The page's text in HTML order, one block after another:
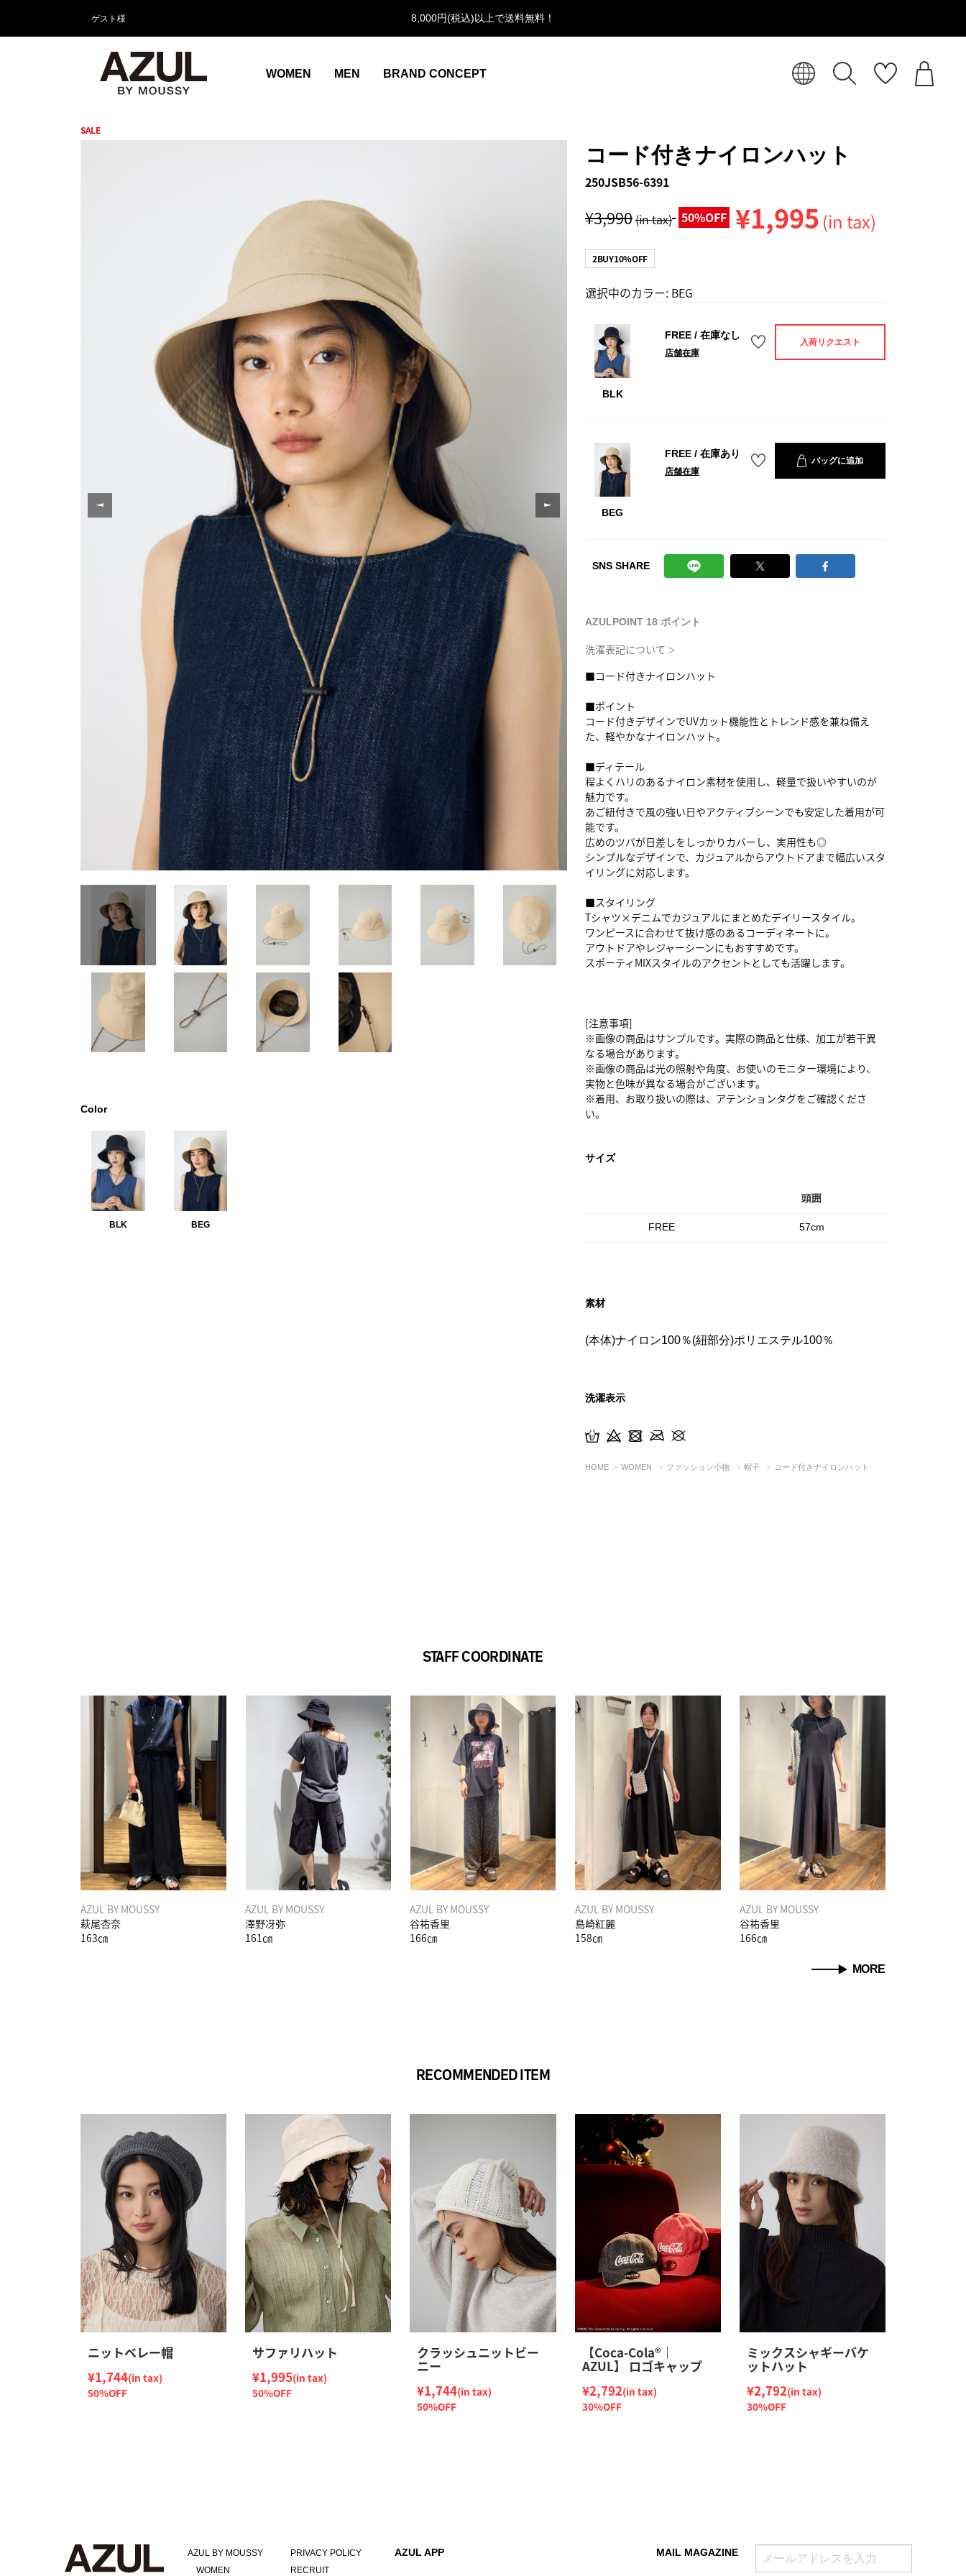
ゲスト様 8,000円(税込)以上で送料無料！
WOMEN MEN BRAND CONCEPT
SALE
Color
BLK BEG
コード付きナイロンハット
250JSB56-6391
¥3,990(in tax) 50%OFF ¥1,995 (in tax)
2BUY10%OFF
選択中のカラー: BEG
BLK
FREE/ 在庫なし
店舗在庫
入荷リクエスト
BEG
FREE/ 在庫あり
店舗在庫
バッグに追加
SNS SHARE
AZULPOINT 18 ポイント
洗濯表記について ＞
■コード付きナイロンハット
■ポイント
コード付きデザインでUVカット機能性とトレンド感を兼ね備え
た、軽やかなナイロンハット。
■ディテール
程よくハリのあるナイロン素材を使用し、軽量で扱いやすいのが
魅力です。
あご紐付きで風の強い日やアクティブシーンでも安定した着用が可
能です。
広めのツバが日差しをしっかりカバーし、実用性も◎
シンプルなデザインで、カジュアルからアウトドアまで幅広いスタ
イリングに対応します。
■スタイリング
Tシャツ×デニムでカジュアルにまとめたデイリースタイル。
ワンピースに合わせて抜け感のあるコーディネートに。
アウトドアやレジャーシーンにもおすすめです。
スポーティMIXスタイルのアクセントとしても活躍します。
[注意事項]
※画像の商品はサンプルです。実際の商品と仕様、加工が若干異
なる場合があります。
※画像の商品は光の照射や角度、お使いのモニター環境により、
実物と色味が異なる場合がございます。
※着用、お取り扱いの際は、アテンションタグをご確認くださ
い。
サイズ
頭囲
FREE 57cm
素材
(本体)ナイロン100％(紐部分)ポリエステル100％
洗濯表示
HOME WOMEN ファッション小物 帽子 コード付きナイロンハット
STAFF COORDINATE
AZUL BY MOUSSY
萩尾杏奈
163㎝
AZUL BY MOUSSY
澤野冴弥
161㎝
AZUL BY MOUSSY
谷祐香里
166㎝
AZUL BY MOUSSY
島崎紅麗
158㎝
AZUL BY MOUSSY
谷祐香里
166㎝
MORE
RECOMMENDED ITEM
ニットベレー帽
¥1,744(in tax)
50%OFF
サファリハット
¥1,995(in tax)
50%OFF
クラッシュニットビー
ニー
¥1,744(in tax)
50%OFF
【Coca-Cola®｜
AZUL】 ロゴキャップ
¥2,792(in tax)
30%OFF
ミックスシャギーバケ
ットハット
¥2,792(in tax)
30%OFF
AZUL BY MOUSSY
WOMEN
PRIVACY POLICY
RECRUIT
AZUL APP MAIL MAGAZINE